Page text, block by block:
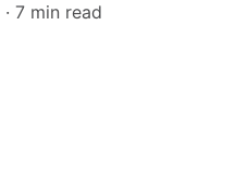
7 min read